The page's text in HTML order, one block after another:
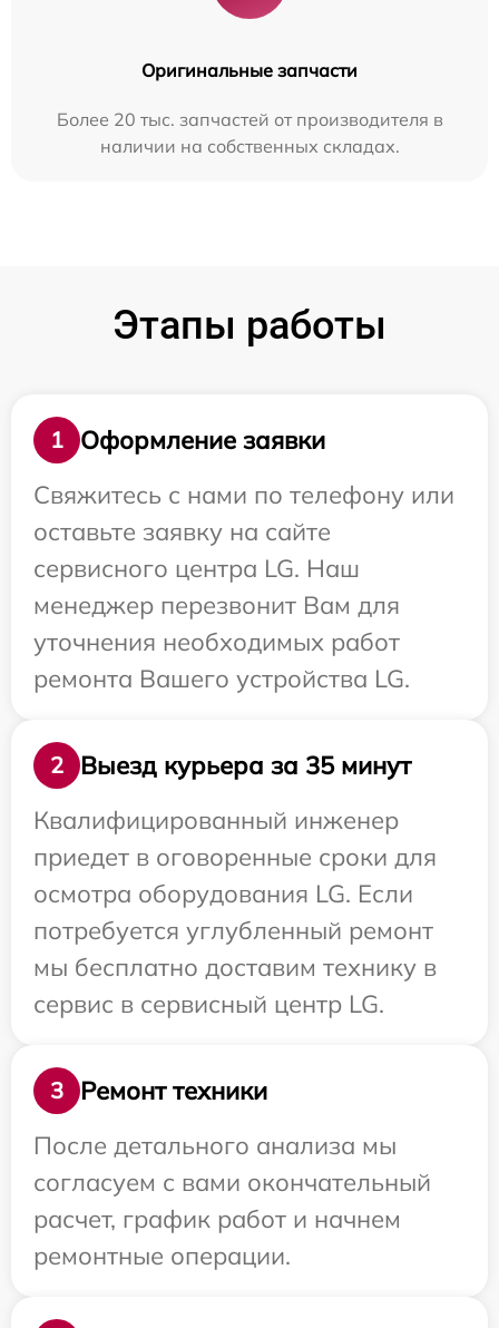
Оригинальные запчасти
Более 20 тыс. запчастей от производителя в
наличии на собственных складах.
Этапы работы
1
Оформление заявки
Свяжитесь с нами по телефону или
оставьте заявку на сайте
сервисного центра LG. Наш
менеджер перезвонит Вам для
уточнения необходимых работ
ремонта Вашего устройства LG.
2
Выезд курьера за 35 минут
Квалифицированный инженер
приедет в оговоренные сроки для
осмотра оборудования LG. Если
потребуется углубленный ремонт
мы бесплатно доставим технику в
сервис в сервисный центр LG.
3
Ремонт техники
После детального анализа мы
согласуем с вами окончательный
расчет, график работ и начнем
ремонтные операции.